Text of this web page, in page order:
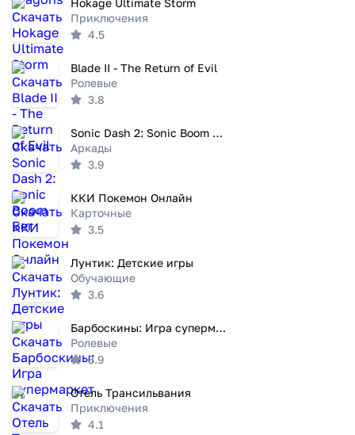
Hokage Ultimate Storm
Приключения
4.5
Blade II - The Return of Evil
Ролевые
3.8
Sonic Dash 2: Sonic Boom Бег
Аркады
3.9
ККИ Покемон Онлайн
Карточные
3.5
Лунтик: Детские игры
Обучающие
3.6
Барбоскины: Игра супермаркет
Ролевые
3.9
Отель Трансильвания
Приключения
4.1